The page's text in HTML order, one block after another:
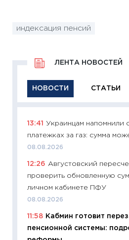
индексация пенсий
НОВОСТИ СТАТЬИ
ЛЕНТА НОВОСТЕЙ
13:41
Украинцам напомнили
платежках за газ: сумма
08.08.2026
12:26 Августовский
проверить обновленную
личном кабинете ПФУ
08.08.2026
11:58 Кабмин готовит
пенсионной системы: